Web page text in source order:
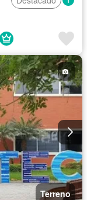
Terreno